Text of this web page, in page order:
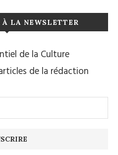
LA NEWSLETTER
de la Culture
de la rédaction